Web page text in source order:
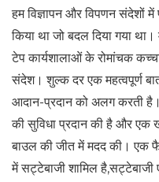
हम विज्ञापन और विपणन संदेशों
किया था जो बदल दिया गया
टेप कार्यशालाओं के रोमांचक
संदेश। शुल्क दर एक महत्वपूर्ण
आदान-प्रदान को अलग करती
की सुविधा प्रदान की है और एक
बाउल की जीत में मदद की। एक फैले
में सट्टेबाजी शामिल